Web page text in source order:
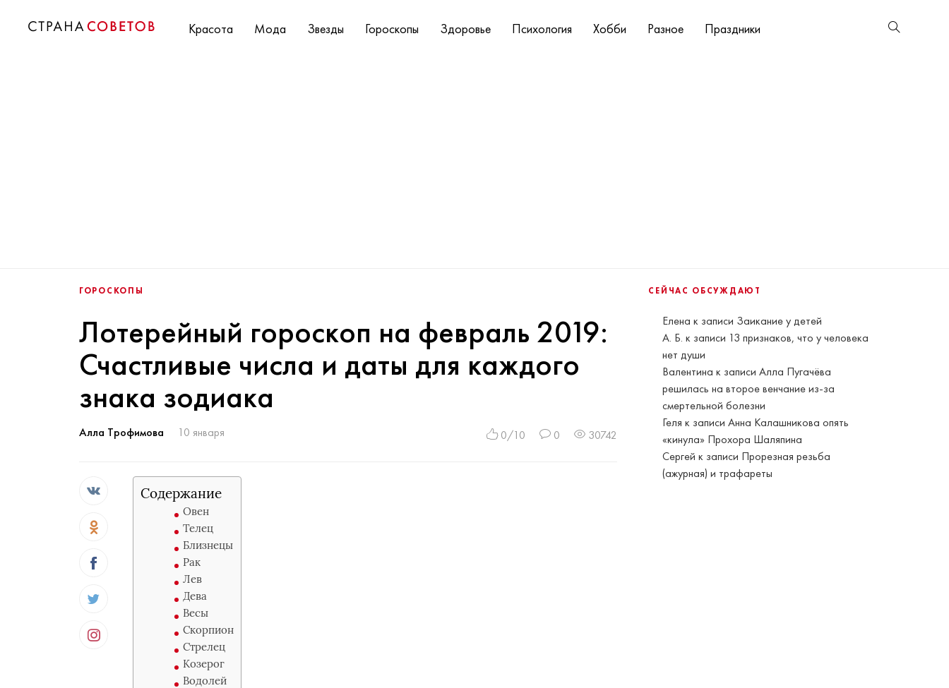
Красота Мода Звезды Гороскопы Здоровье Психология Хобби Разное Праздники
СЕЙЧАС ОБСУЖДАЮТ
Елена к записи Заикание у детей
А. Б. к записи 13 признаков, что у человека
нет души
Валентина к записиАлла Пугачёва
решилась на второе венчание из-за
смертельной болезни
Геля к записиАнна Калашникова опять
«кинула» Прохора Шаляпина
Сергей к записи Прорезная резьба
(ажурная) и трафареты
ГОРОСКОПЫ
Лотерейный гороскоп на февраль 2019:
Счастливые числа и даты для каждого
знака зодиака
Алла Трофимова 10 января 0/10 0 30742
Содержание
Овен
Телец
Близнецы
Рак
Лев
Дева
Весы
Скорпион
Стрелец
Козерог
Водолей